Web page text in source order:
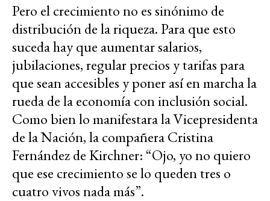
Pero el crecimiento no es sinónimo de
distribución de la riqueza. Para que esto
suceda hay que aumentar salarios,
jubilaciones, regular precios y tarifas para
que sean accesibles y poner así en marcha la
rueda de la economía con inclusión social.
Como bien lo manifestara la Vicepresidenta
de la Nación, la compañera Cristina
Fernández de Kirchner: “Ojo, yo no quiero
que ese crecimiento se lo queden tres o
cuatro vivos nada más”.